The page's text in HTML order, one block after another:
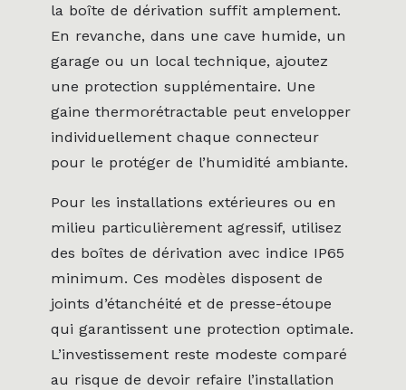
la boîte de dérivation suffit amplement.
En revanche, dans une cave humide, un
garage ou un local technique, ajoutez
une protection supplémentaire. Une
gaine thermorétractable peut envelopper
individuellement chaque connecteur
pour le protéger de l’humidité ambiante.
Pour les installations extérieures ou en
milieu particulièrement agressif, utilisez
des boîtes de dérivation avec indice IP65
minimum. Ces modèles disposent de
joints d’étanchéité et de presse-étoupe
qui garantissent une protection optimale.
L’investissement reste modeste comparé
au risque de devoir refaire l’installation